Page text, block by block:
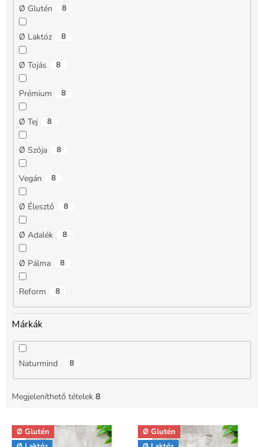
Ø Glutén 8
Ø Laktóz 8
Ø Tojás 8
Prémium 8
Ø Tej 8
Ø Szója 8
Vegán 8
Ø Élesztő 8
Ø Adalék 8
Ø Pálma 8
Reform 8
Márkák
Naturmind 8
Megjeleníthető tételek 8
T Ø Glutén
Ø Glutén